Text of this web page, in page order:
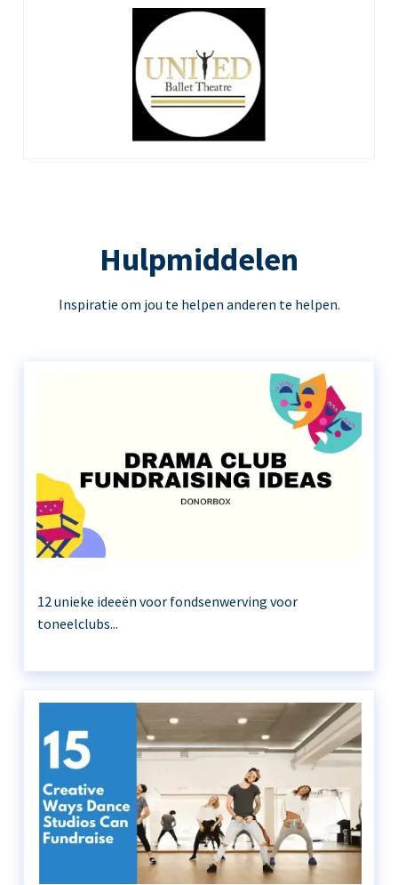
Hulpmiddelen
Inspiratie om jou te helpen anderen te helpen.
12 unieke ideeën voor fondsenwerving voor
toneelclubs...